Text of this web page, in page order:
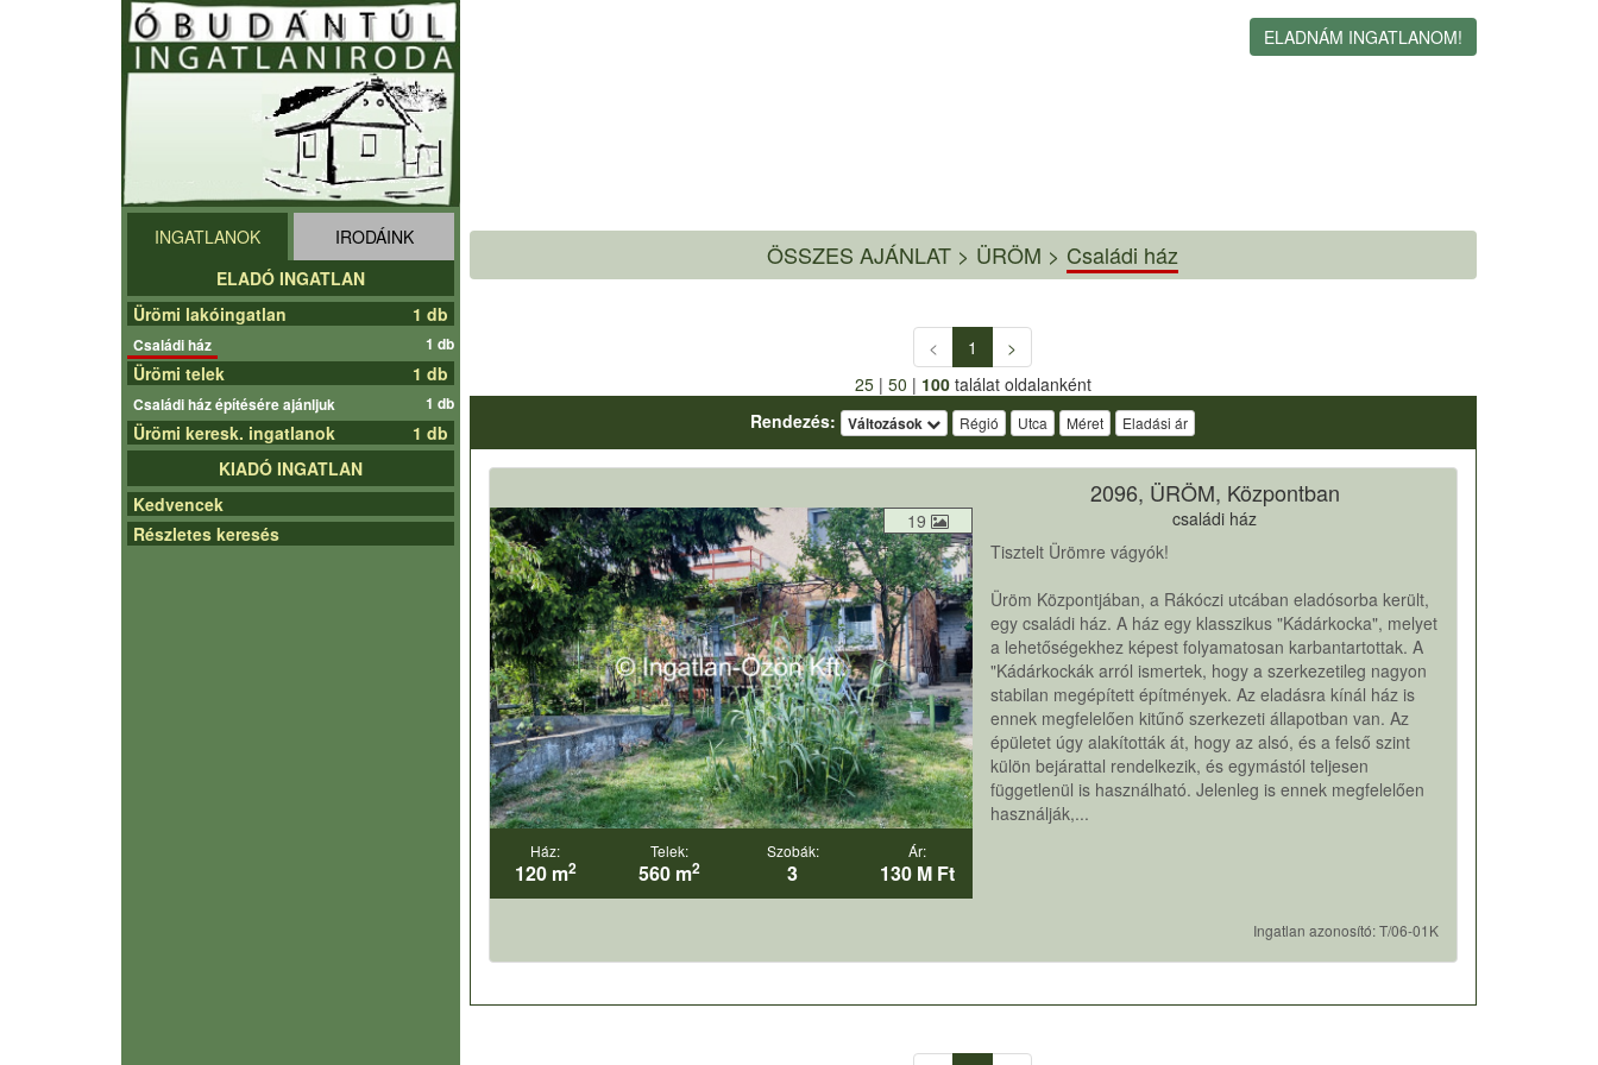
ELADNÁM INGATLANOM!
INGATLANOK
IRODÁINK
ELADÓ INGATLAN
Ürömi lakóingatlan
1 db
Családi ház 1 db
Ürömi telek 1 db
Családi ház építésére ajánljuk 1 db
Ürömi keresk. ingatlanok
1 db
KIADÓ INGATLAN
Kedvencek
Részletes keresés
ÖSSZES AJÁNLAT > ÜRÖM > Családi ház
< 1
>
25| 50 | 100találat oldalanként
Rendezés:
Változások Régió Utca Méret Eladási ár
19
Ház:
120 m2
Telek:
560 m2
Szobák:
3
Ár:
130 M Ft
2096, ÜRÖM, Központban
családi ház
Tisztelt Ürömre vágyók!
Üröm Központjában, a Rákóczi utcában eladósorba került,
egy családi ház. A ház egy klasszikus "Kádárkocka", melyet
a lehetőségekhez képest folyamatosan karbantartottak. A
"Kádárkockák arról ismertek, hogy a szerkezetileg nagyon
stabilan megépített építmények. Az eladásra kínál ház is
ennek megfelelően kitűnő szerkezeti állapotban van. Az
épületet úgy alakították át, hogy az alsó, és a felső szint
külön bejárattal rendelkezik, és egymástól teljesen
függetlenül is használható. Jelenleg is ennek megfelelően
használják,...
Ingatlan azonosító: T/06-01K